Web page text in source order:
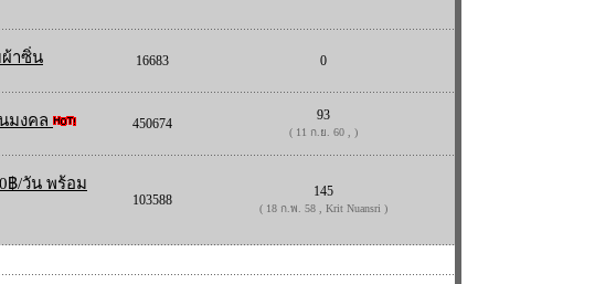
ผ้าซิ่น 16683 0
มงคล 450674
93
( 11 ก.ย. 60 , )
฿/วัน พร้อม
103588
145
( 18 ก.พ. 58 , Krit Nuansri )